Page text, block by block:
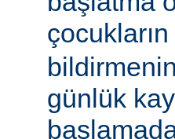
günlük